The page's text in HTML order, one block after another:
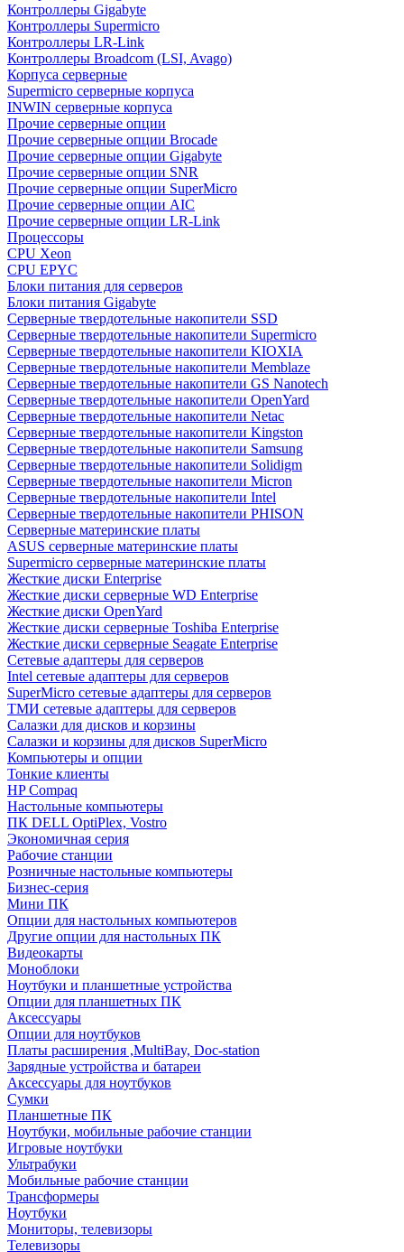
Контроллеры Gigabyte
Контроллеры Supermicro
Контроллеры LR-Link
Контроллеры Broadcom (LSI, Avago)
Корпуса серверные
Supermicro серверные корпуса
INWIN серверные корпуса
Прочие серверные опции
Прочие серверные опции Brocade
Прочие серверные опции Gigabyte
Прочие серверные опции SNR
Прочие серверные опции SuperMicro
Прочие серверные опции AIC
Прочие серверные опции LR-Link
Процессоры
CPU Xeon
CPU EPYC
Блоки питания для серверов
Блоки питания Gigabyte
Серверные твердотельные накопители SSD
Cерверные твердотельные накопители Supermicro
Cерверные твердотельные накопители KIOXIA
Cерверные твердотельные накопители Memblaze
Cерверные твердотельные накопители GS Nanotech
Серверные твердотельные накопители OpenYard
Серверные твердотельные накопители Netac
Cерверные твердотельные накопители Kingston
Cерверные твердотельные накопители Samsung
Cерверные твердотельные накопители Solidigm
Cерверные твердотельные накопители Micron
Cерверные твердотельные накопители Intel
Cерверные твердотельные накопители PHISON
Серверные материнские платы
ASUS серверные материнские платы
Supermicro серверные материнские платы
Жесткие диски Enterprise
Жесткие диски серверные WD Enterprise
Жесткие диски OpenYard
Жесткие диски серверные Toshiba Enterprise
Жесткие диски серверные Seagate Enterprise
Сетевые адаптеры для серверов
Intel сетевые адаптеры для серверов
SuperMicro сетевые адаптеры для серверов
ТМИ сетевые адаптеры для серверов
Салазки для дисков и корзины
Салазки и корзины для дисков SuperMicro
Компьютеры и опции
Тонкие клиенты
HP Compaq
Настольные компьютеры
ПК DELL OptiPlex, Vostro
Экономичная серия
Рабочие станции
Розничные настольные компьютеры
Бизнес-серия
Мини ПК
Опции для настольных компьютеров
Другие опции для настольных ПК
Видеокарты
Моноблоки
Ноутбуки и планшетные устройства
Опции для планшетных ПК
Аксессуары
Опции для ноутбуков
Платы расширения ,MultiBay, Doc-station
Зарядные устройства и батареи
Аксессуары для ноутбуков
Сумки
Планшетные ПК
Ноутбуки, мобильные рабочие станции
Игровые ноутбуки
Ультрабуки
Мобильные рабочие станции
Трансформеры
Ноутбуки
Мониторы, телевизоры
Телевизоры